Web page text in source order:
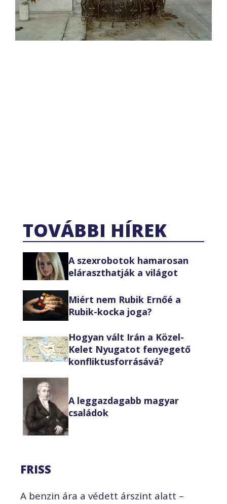
TOVÁBBI HÍREK
A szexrobotok hamarosan
eláraszthatják a világot
Miért nem Rubik Ernőé a
Rubik-kocka joga?
Hogyan vált Irán a Közel-
Kelet Nyugatot fenyegető
konfliktusforrásává?
A leggazdagabb magyar
családok
FRISS
A benzin ára a védett árszint alatt –